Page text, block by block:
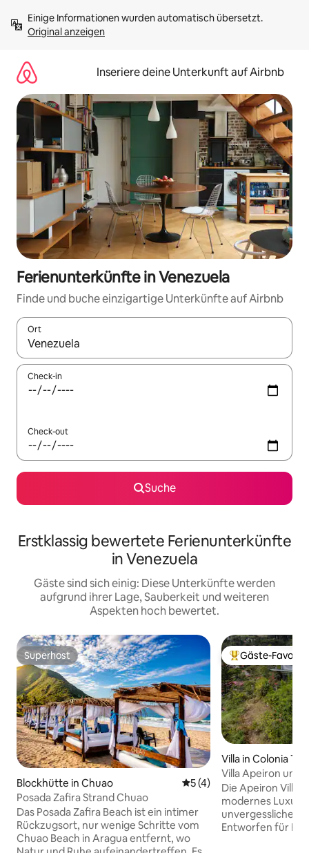
Inhalten
springenOriginal anzeigen
Inseriere deine Unterkunft auf Airbnb
Ferienunterkünfte in Venezuela
Finde und buche einzigartige Unterkünfte auf Airbnb
Ort
Wenn Ergebnisse verfügbar sind, navigiere mit den
Check-in
Check-out
Suche
Erstklassig bewertete Ferienunterkünfte
in Venezuela
Gäste sind sich einig: Diese Unterkünfte werden
aufgrund ihrer Lage, Sauberkeit und weiteren
Aspekten hoch bewertet.
Superhost
Superhost
Blockhütte in Chuao Durchschnittliche
5 (4)
Posada Zafira Strand Chuao
Das Posada Zafira Beach ist ein intimer
Rückzugsort, nur wenige Schritte vom
Chuao Beach in Aragua entfernt, wo
Beliebter Gäste-
Gäste-Favorit
Villa in Colonia
Villa Apeiron und
Die Apeiron Villa
modernes
unvergessliches
Entworfen für